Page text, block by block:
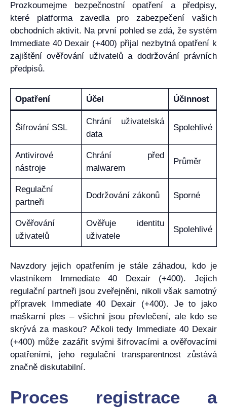
Prozkoumejme bezpečnostní opatření a předpisy,
které platforma zavedla pro zabezpečení vašich
obchodních aktivit. Na první pohled se zdá, že systém
Immediate 40 Dexair (+400) přijal nezbytná opatření k
zajištění ověřování uživatelů a dodržování právních
předpisů.
Opatření Účel Účinnost
Šifrování SSL
Chrání uživatelská
data
Spolehlivé
Antivirové
nástroje
Chrání před
malwarem
Průměr
Regulační
partneři
Dodržování zákonů Sporné
Ověřování
uživatelů
Ověřuje identitu
uživatele
Spolehlivé
Navzdory jejich opatřením je stále záhadou, kdo je
vlastníkem Immediate 40 Dexair (+400). Jejich
regulační partneři jsou zveřejněni, nikoli však samotný
přípravek Immediate 40 Dexair (+400). Je to jako
maškarní ples – všichni jsou převlečení, ale kdo se
skrývá za maskou? Ačkoli tedy Immediate 40 Dexair
(+400) může zazářit svými šifrovacími a ověřovacími
opatřeními, jeho regulační transparentnost zůstává
značně diskutabilní.
Proces registrace a